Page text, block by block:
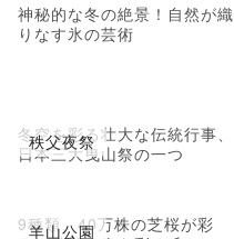
神秘的な冬の絶景！自然が織
りなす氷の芸術
秩父夜祭
冬空を彩る壮大な伝統行事、
日本三大曳山祭の一つ
羊山公園
9種類、40万株の芝桜が彩